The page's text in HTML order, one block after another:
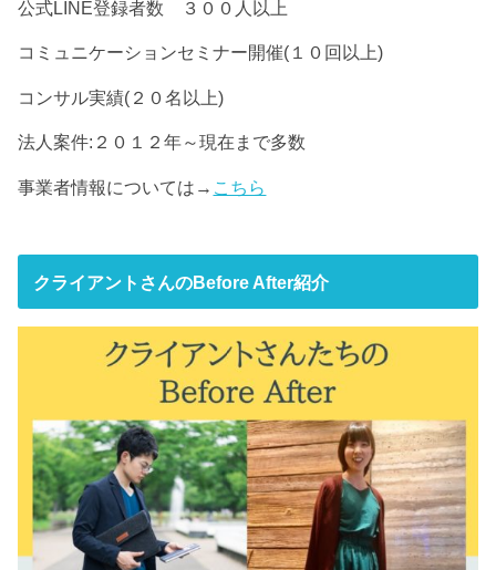
公式LINE登録者数 ３００人以上
コミュニケーションセミナー開催(１０回以上)
コンサル実績(２０名以上)
法人案件:２０１２年～現在まで多数
事業者情報については→ こちら
クライアントさんのBefore After紹介